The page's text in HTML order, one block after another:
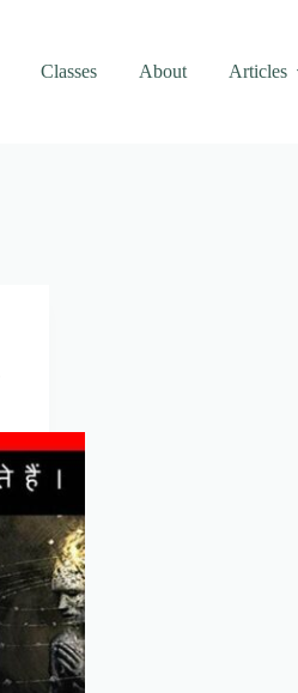
Classes About Articles